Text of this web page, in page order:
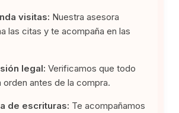
visitas: Nuestra asesora
las citas y te acompaña en las
legal: Verificamos que todo
orden antes de la compra.
de escrituras: Te acompañamos